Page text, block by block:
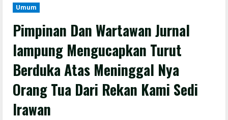
Umum
Pimpinan Dan Wartawan Jurnal
lampung Mengucapkan Turut
Berduka Atas Meninggal Nya
Orang Tua Dari Rekan Kami Sedi
Irawan